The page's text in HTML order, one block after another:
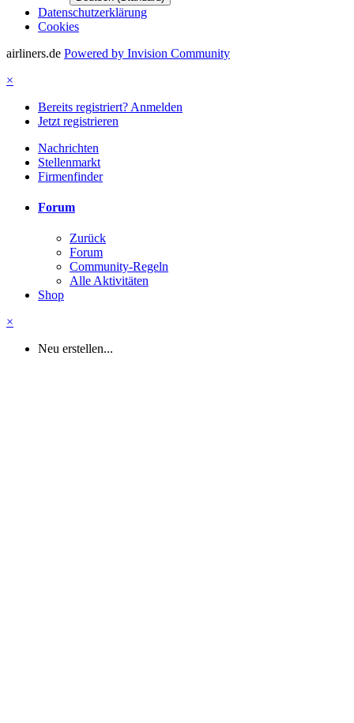
Datenschutzerklärung
Cookies
airliners.de Powered by Invision Community
×
Bereits registriert? Anmelden
Jetzt registrieren
Nachrichten
Stellenmarkt
Firmenfinder
Forum
Zurück
Forum
Community-Regeln
Alle Aktivitäten
Shop
×
Neu erstellen...